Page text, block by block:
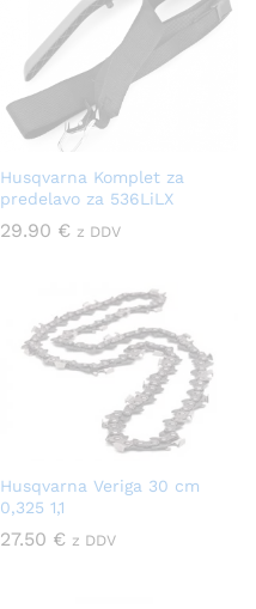
Husqvarna Komplet za
predelavo za 536LiLX
29.90 € z DDV
Husqvarna Veriga 30 cm
0,325 1,1
27.50 € z DDV